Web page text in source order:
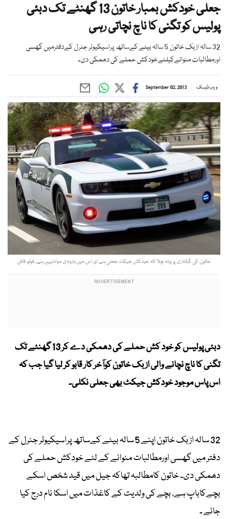
جعلی خودکش بمبار خاتون 13 گھنٹے تک دبئی
پولیس کو تگنی کا ناچ نچاتی رہی
32 سالہ ازبک خاتون 5 سالہ بیٹے کےساتھ پراسیکیوٹر جنرل کےدفترمیں گھسی
اورمطالبات منوانےکیلئےخودکش حملے کی دھمکی دی۔
ویب ڈیسک September 02, 2013
خاتون کی گرفتاری پر پتہ چلا کہ خودکش جیکٹ جعلی ہے اور اس میں بارودی موادنہیں ہے۔ فوٹو: فائل
دبئی پولیس کو خود کش حملے کی دھمکی دے کر
13 گھنٹے تک
تگنی کا ناچ نچانے والی ازبک خاتون کوآخر کار قابو کر لیا گیا جب کہ
اس پاس موجود خودکش جیکٹ بھی جعلی نکلی۔
32 سالہ ازبک خاتون اپنے 5 سالہ بیٹے کےساتھ پراسیکیوٹر جنرل کے
دفتر میں گھسی اورمطالبات منوانے کے لئے خودکش حملے کی
دھمکی دی۔ خاتون کامطالبہ تھاکہ جیل میں قید شخص اسکے
بچےکاباپ ہے، بچے کی ولدیت کے کاغذات میں اسکا نام درج کیا
جائے ۔